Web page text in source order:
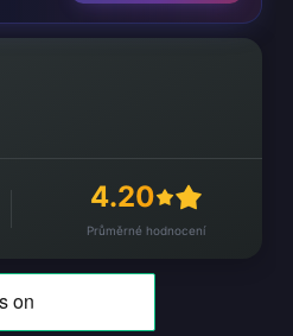
4.20
Průměrné hodnocení